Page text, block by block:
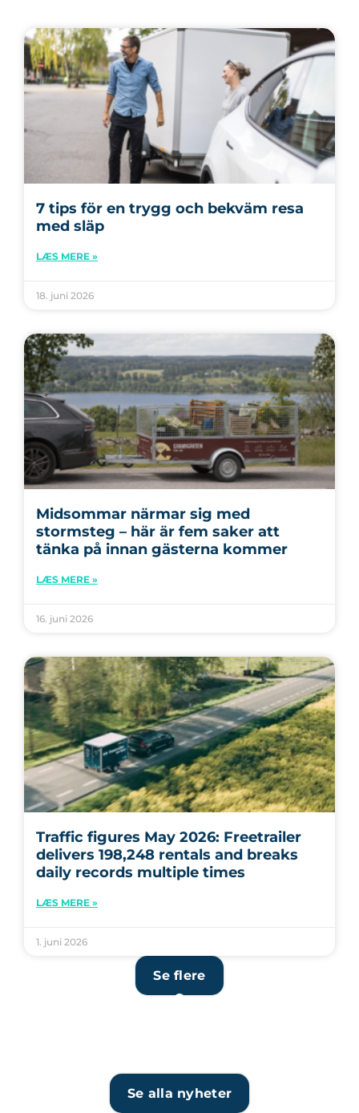
7 tips för en trygg och bekväm resa
med släp
LÆS MERE »
18. juni 2026
Midsommar närmar sig med
stormsteg – här är fem saker att
tänka på innan gästerna kommer
LÆS MERE »
16. juni 2026
Traffic figures May 2026: Freetrailer
delivers 198,248 rentals and breaks
daily records multiple times
LÆS MERE »
1. juni 2026
Se flere
Se alla nyheter